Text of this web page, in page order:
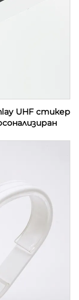
UHF стикер